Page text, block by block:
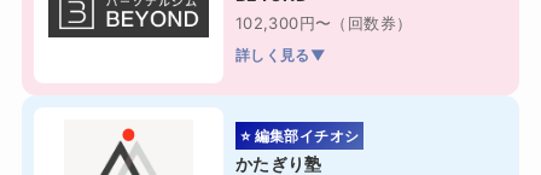
102,300円〜（回数券）
詳しく見る▼
⭐ 編集部イチオシ
かたぎり塾